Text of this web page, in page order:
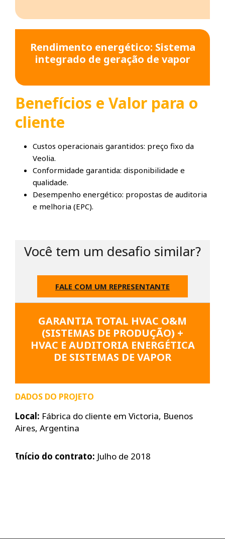
Rendimento energético: Sistema
integrado de geração de vapor
Benefícios e Valor para o
cliente
Custos operacionais garantidos: preço fixo da
Veolia.
Conformidade garantida: disponibilidade e
qualidade.
Desempenho energético: propostas de auditoria
e melhoria (EPC).
Você tem um desafio similar?
FALE COM UM REPRESENTANTE
GARANTIA TOTAL HVAC O&M
(SISTEMAS DE PRODUÇÃO) +
HVAC E AUDITORIA ENERGÉTICA
DE SISTEMAS DE VAPOR
DADOS DO PROJETO
Local: Fábrica do cliente em Victoria, Buenos
Aires, Argentina
Início do contrato: Julho de 2018